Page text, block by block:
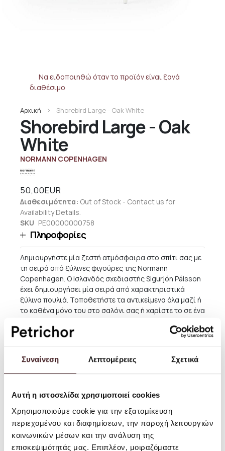
Συναίνεση Λεπτομέρειες Σχετικά
Αυτή η ιστοσελίδα χρησιμοποιεί cookies
Χρησιμοποιούμε cookie για την εξατομίκευση
περιεχομένου και διαφημίσεων, την παροχή λειτουργιών
κοινωνικών μέσων και την ανάλυση της
επισκεψιμότητάς μας. Επιπλέον, μοιραζόμαστε
Shorebird Large - Oak
White
NORMANN COPENHAGEN
Αρχική Shorebird Large - Oak White
Διαθεσιμότητα: Out of Stock - Contact us for
Availability Details.
SKU PE00000000758
50,00EUR
Να ειδοποιηθώ όταν το προϊόν είναι ξανά
διαθέσιμο
Πληροφορίες
Δημιουργήστε μία ζεστή ατμόσφαιρα στο σπίτι σας με
τη σειρά από ξύλινες φιγούρες της Normann
Copenhagen. Ο Ισλανδός σχεδιαστής Sigurjón Pálsson
έχει δημιουργήσει μία σειρά από χαρακτηριστικά
ξύλινα πουλιά. Τοποθετήστε τα αντικείμενα όλα μαζί ή
το καθένα μόνο του στο σαλόνι σας ή χαρίστε το σε ένα
Υλικό: Δρυς, Ατσάλι
Μέγεθος: Υ: 14 x Μ: 22 x Β: 6,5 εκ.
Οδηγίες Χρήσης: Σκουπίστε με νωπό πανί.
Αποστολές και Επιστροφές
Για παραγγελίες αξίας μεγαλύτερης των 60 ΕΥΡΩ η
παράδοση εντός Ελλάδος είναι ΔΩΡΕΑΝ, εκτός από